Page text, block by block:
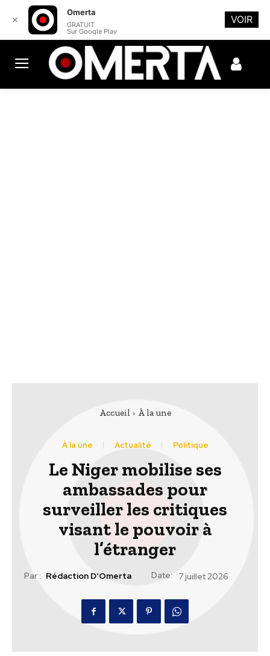
Accueil À la une
À la une Actualité Politique
Le Niger mobilise ses
ambassades pour
surveiller les critiques
visant le pouvoir à
l’étranger
Par : Rédaction D'Omerta Date: 7 juillet 2026
✕
Omerta
GRATUIT
Sur Google Play
VOIR